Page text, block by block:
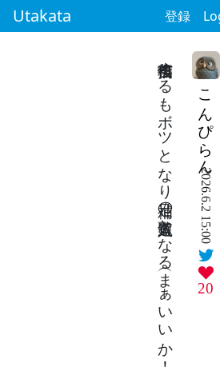
Utakata 登録
こんぴらん
2026.6.2 15:00
20
自信作投稿するもボツとなり補足の短歌入選となる（まぁいいか！）